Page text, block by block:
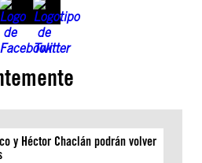
y Héctor Chaclán podrán volver